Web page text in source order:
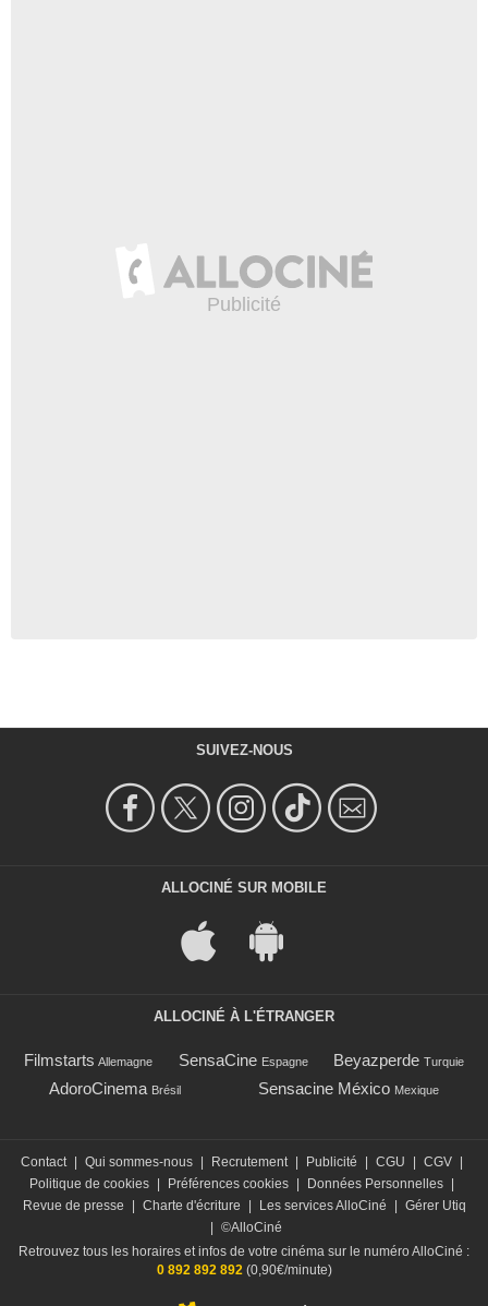
SUIVEZ-NOUS
ALLOCINÉ SUR MOBILE
ALLOCINÉ À L'ÉTRANGER
Filmstarts Allemagne SensaCine Espagne Beyazperde Turquie
AdoroCinema Brésil Sensacine México Mexique
Contact Qui sommes-nous Recrutement Publicité CGU CGV
Politique de cookies
Préférences cookies Données Personnelles
Revue de presse
Charte d'écriture Les services AlloCiné
Gérer Utiq
©AlloCiné
Retrouvez tous les horaires et infos de votre cinéma sur le numéro AlloCiné :
0 892 892 892(0,90€/minute)